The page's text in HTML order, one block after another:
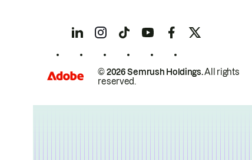
© 2026 Semrush Holdings.All rights
reserved.